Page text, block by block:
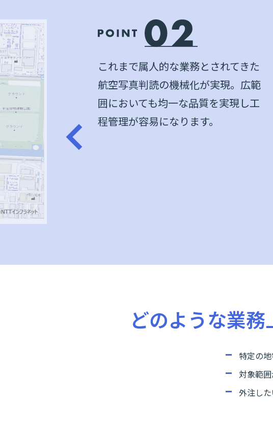
これまで属人的な業務とされてきた
航空写真判読の機械化が実現。広範
囲においても均一な品質を実現し工
程管理が容易になります。
どのような業
特定の
対象範
外注し